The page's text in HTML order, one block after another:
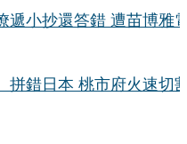
遞小抄還答錯 遭苗博雅
拼錯日本 桃市府火速切